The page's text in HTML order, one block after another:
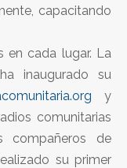
capacitando
en cada lugar. La
inaugurado su
y
comunitarias
compañeros de
su primer